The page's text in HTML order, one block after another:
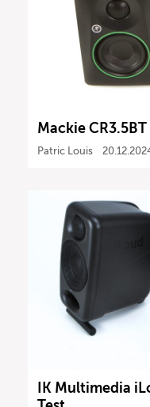
Mackie CR3.5BT
Patric Louis
IK Multimedia